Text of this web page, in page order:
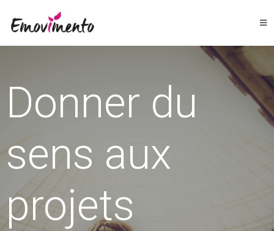
Donner du
sens aux
projets